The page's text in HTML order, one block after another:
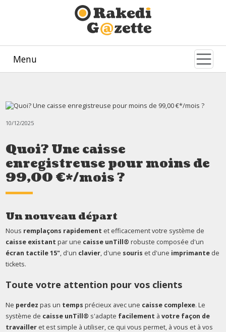
Menu
10/12/2025
Quoi? Une caisse
enregistreuse pour moins de
99,00 €*/mois ?
Un nouveau départ
Nous remplaçons rapidement et efficacement votre système de
caisse existant par une caisse unTill® robuste composée d'un
écran tactile 15", d'un clavier, d'une souris et d'une imprimante de
tickets.
Toute votre attention pour vos clients
Ne perdez pas un temps précieux avec une caisse complexe. Le
système de caisse unTill® s'adapte facilement à votre façon de
travailleret est simple à utiliser, ce qui vous permet, à vous et à vos